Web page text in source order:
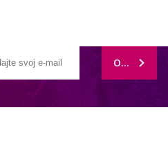
ODOBERAŤ